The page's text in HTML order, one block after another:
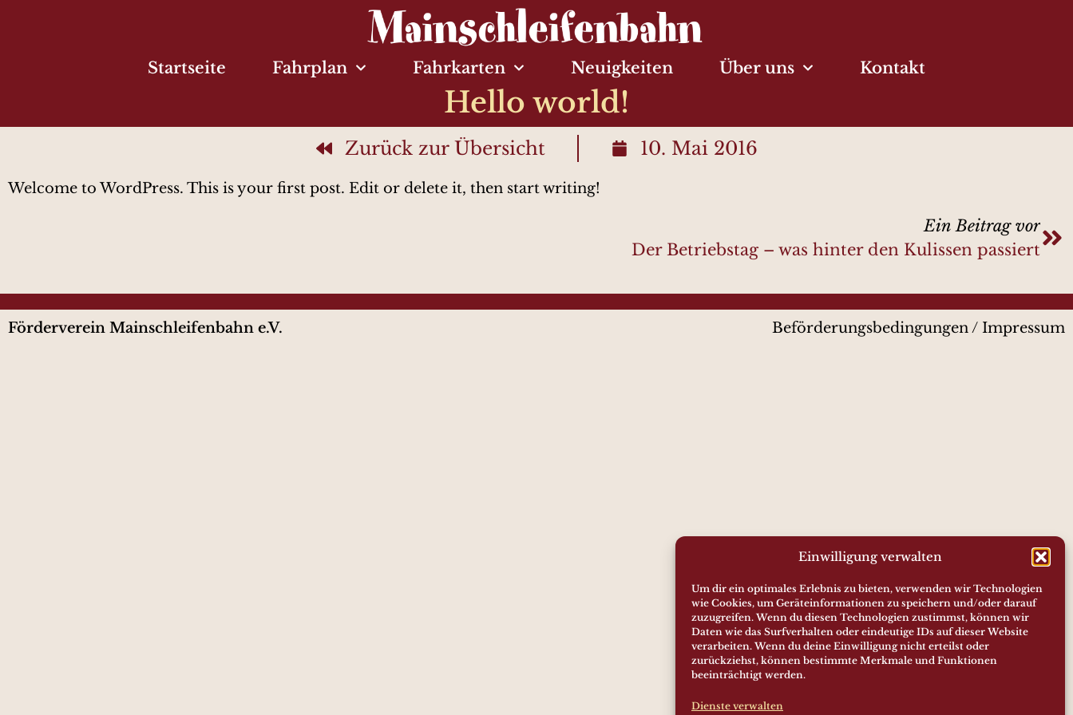
Einwilligung verwalten
Um dir ein optimales Erlebnis zu bieten, verwenden wir Technologien
wie Cookies, um Geräteinformationen zu speichern und/oder darauf
zuzugreifen. Wenn du diesen Technologien zustimmst, können wir
Daten wie das Surfverhalten oder eindeutige IDs auf dieser Website
verarbeiten. Wenn du deine Einwilligung nicht erteilst oder
zurückziehst, können bestimmte Merkmale und Funktionen
beeinträchtigt werden.
Dienste verwalten
Startseite Fahrplan Fahrkarten Neuigkeiten Über uns Kontakt
Hello world!
Zurück zur Übersicht 10. Mai 2016
Welcome to WordPress. This is your first post. Edit or delete it, then start writing!
Ein Beitrag vor
Der Betriebstag – was hinter den Kulissen passiert
Förderverein Mainschleifenbahn e.V. Beförderungsbedingungen/ Impressum